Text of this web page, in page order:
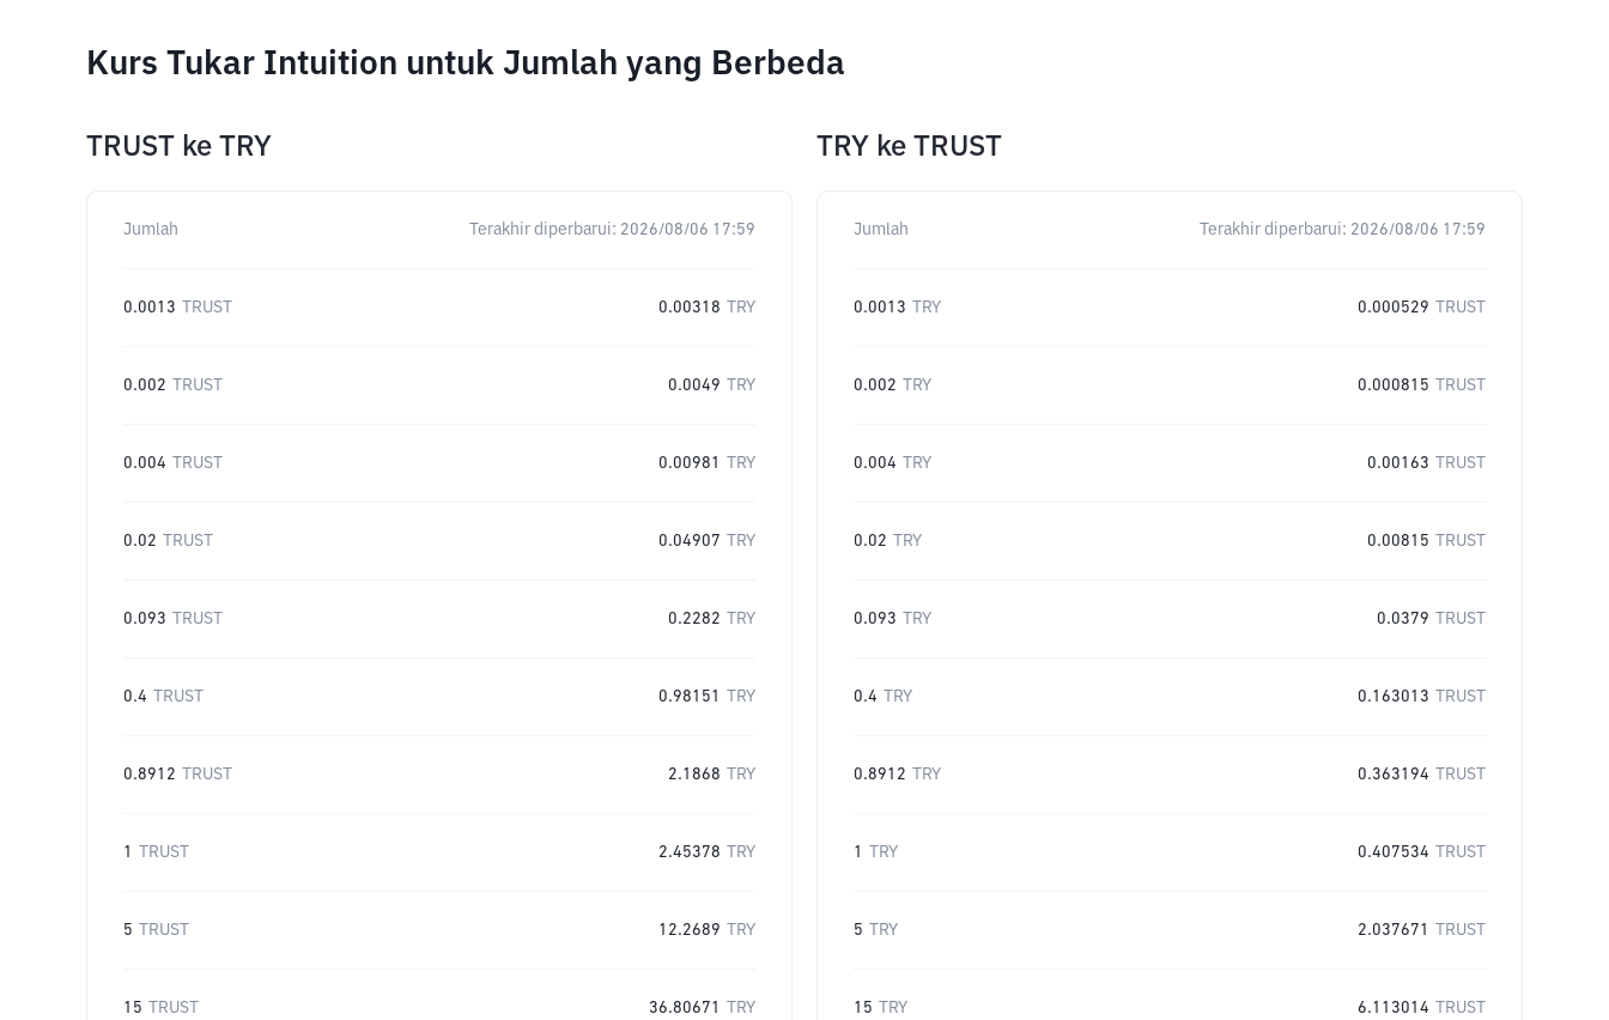
Kurs Tukar Intuition untuk Jumlah yang Berbeda
TRUST ke TRY
Jumlah Terakhir diperbarui: 2026/08/06 17:59
0.0013 TRUST 0.00318 TRY
0.002 TRUST 0.0049 TRY
0.004 TRUST 0.00981 TRY
0.02 TRUST 0.04907 TRY
0.093 TRUST 0.2282 TRY
0.4 TRUST 0.98151 TRY
0.8912 TRUST 2.1868 TRY
1 TRUST 2.45378 TRY
5 TRUST 12.2689 TRY
15 TRUST 36.80671 TRY
TRY ke TRUST
Jumlah Terakhir diperbarui: 2026/08/06 17:59
0.0013 TRY 0.000529 TRUST
0.002 TRY 0.000815 TRUST
0.004 TRY 0.00163 TRUST
0.02 TRY 0.00815 TRUST
0.093 TRY 0.0379 TRUST
0.4 TRY 0.163013 TRUST
0.8912 TRY 0.363194 TRUST
1 TRY 0.407534 TRUST
5 TRY 2.037671 TRUST
15 TRY 6.113014 TRUST